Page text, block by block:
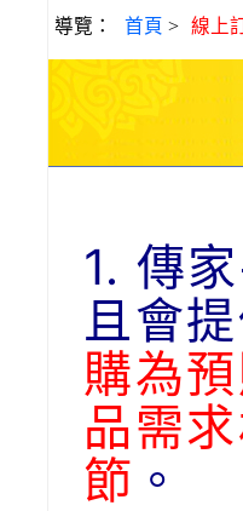
導覽： 首頁 > 線上
1. 傳
且會
購為
品需
節 。